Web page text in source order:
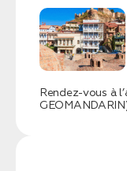
Rendez-vous à